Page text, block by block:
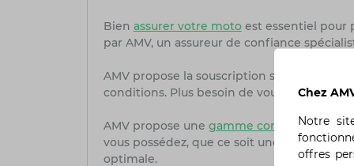
Bien assurer votre motoest essentiel pour
par AMV, un assureur de confiance
AMV propose la souscription simple et
conditions. Plus besoin de vous déplacer
AMV propose une gamme complète de
vous possédez, que ce soit une sportive,
optimale.
Chez
Notre
offres